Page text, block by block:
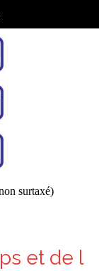
surtaxé)
et de l